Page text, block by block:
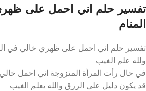
تفسير حلم اني احمل على
المنام
تفسير حلم اني احمل على ظهري خالي في
ولله علم الغيب
في حال رأت المرأة المتزوجة اني احمل
قد يكون دليل على الرزق والله يعلم الغيب